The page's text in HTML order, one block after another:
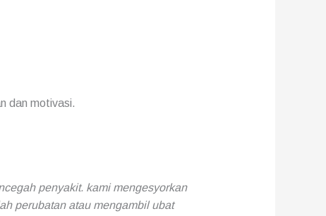
dan motivasi.
penyakit. kami mengesyorkan
perubatan atau mengambil ubat